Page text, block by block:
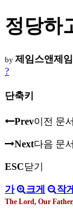
정당하
by 제임스앤제
?
단축키
Prev이전 문서
Next다음 문서
ESC닫기
가 크게 작게
The Lord, Our